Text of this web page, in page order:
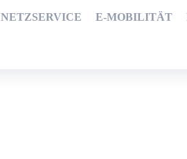
NETZSERVICE E-MOBILITÄT
Startseite